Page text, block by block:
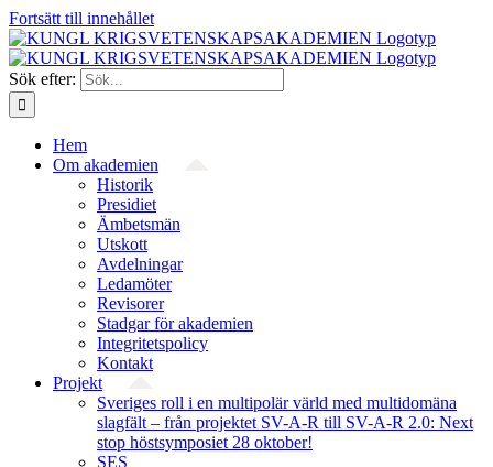
Fortsätt till innehållet
Sök efter:
Hem
Om akademien
Historik
Presidiet
Ämbetsmän
Utskott
Avdelningar
Ledamöter
Revisorer
Stadgar för akademien
Integritetspolicy
Kontakt
Projekt
Sveriges roll i en multipolär värld med multidomäna
slagfält – från projektet SV-A-R till SV-A-R 2.0: Next
stop höstsymposiet 28 oktober!
SES